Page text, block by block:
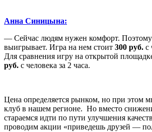
Анна Синицына:
— Сейчас людям нужен комфорт.
выигрывает. Игра на нем стоит 300 руб. с
Для сравнения игру на открытой
руб. с человека за 2 часа.
Цена определяется рынком, но при этом
клуб в нашем регионе. Но вместо
стараемся идти по пути улучшения
проводим акции «приведешь друзей —